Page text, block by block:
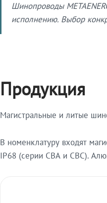
Шинопроводы
исполнению. Выбор
Продукция
Магистральные и литые
В номенклатуру входят
IP68 (серии СВА и СВС).